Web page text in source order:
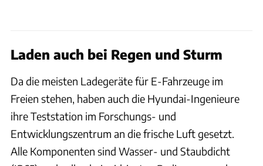
Laden auch bei Regen und Sturm
Da die meisten Ladegeräte für E-Fahrzeuge im
Freien stehen, haben auch die Hyundai-Ingenieure
ihre Teststation im Forschungs- und
Entwicklungszentrum an die frische Luft gesetzt.
Alle Komponenten sind Wasser- und Staubdicht